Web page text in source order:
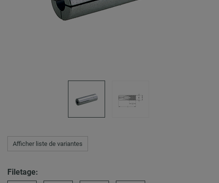
Afficher liste de variantes
Filetage: